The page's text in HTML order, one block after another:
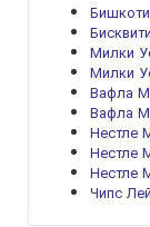
Милки
Милки
Вафла
Вафла
Нестле
Нестле
Нестле
Чипс